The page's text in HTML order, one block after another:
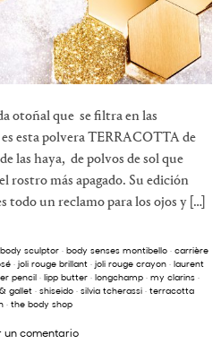
otoñal que se filtra en las
esta polvera TERRACOTTA de
las haya, de polvos de sol que
rostro más apagado. Su edición
todo un reclamo para los ojos y […]
body sculptor · body senses montibello · carrière
· joli rouge brillant· joli rouge crayon· laurent
pencil· lipp butter· longchamp· my clarins·
gallet · shiseido · silvia tcherassi · terracotta
· the body shop
un comentario